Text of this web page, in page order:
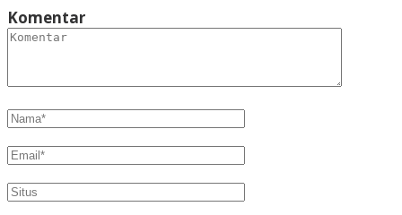
Komentar